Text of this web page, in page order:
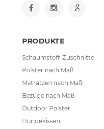
PRODUKTE
Schaumstoff-Zuschnitte
Polster nach Maß
Matratzen nach Maß
Bezüge nach Maß
Outdoor Polster
Hundekissen